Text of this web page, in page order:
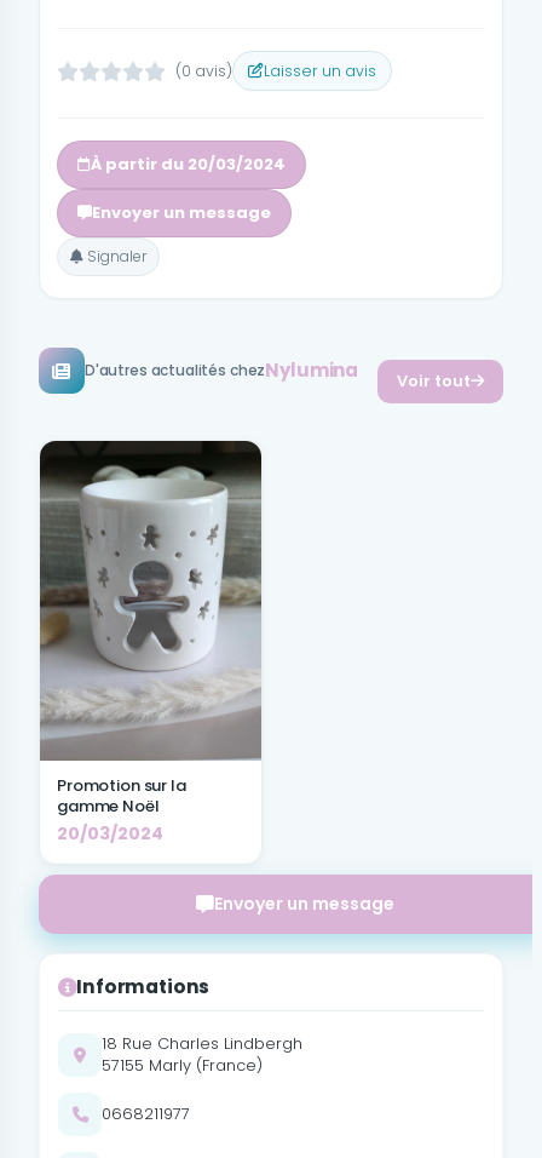
(0 avis) Laisser un avis
À partir du 20/03/2024
Envoyer un message
Signaler
D'autres actualités chezNylumina Voir tout
Promotion sur la
gamme Noël
20/03/2024
Envoyer un message
Informations
18 Rue Charles Lindbergh
57155 Marly (France)
0668211977